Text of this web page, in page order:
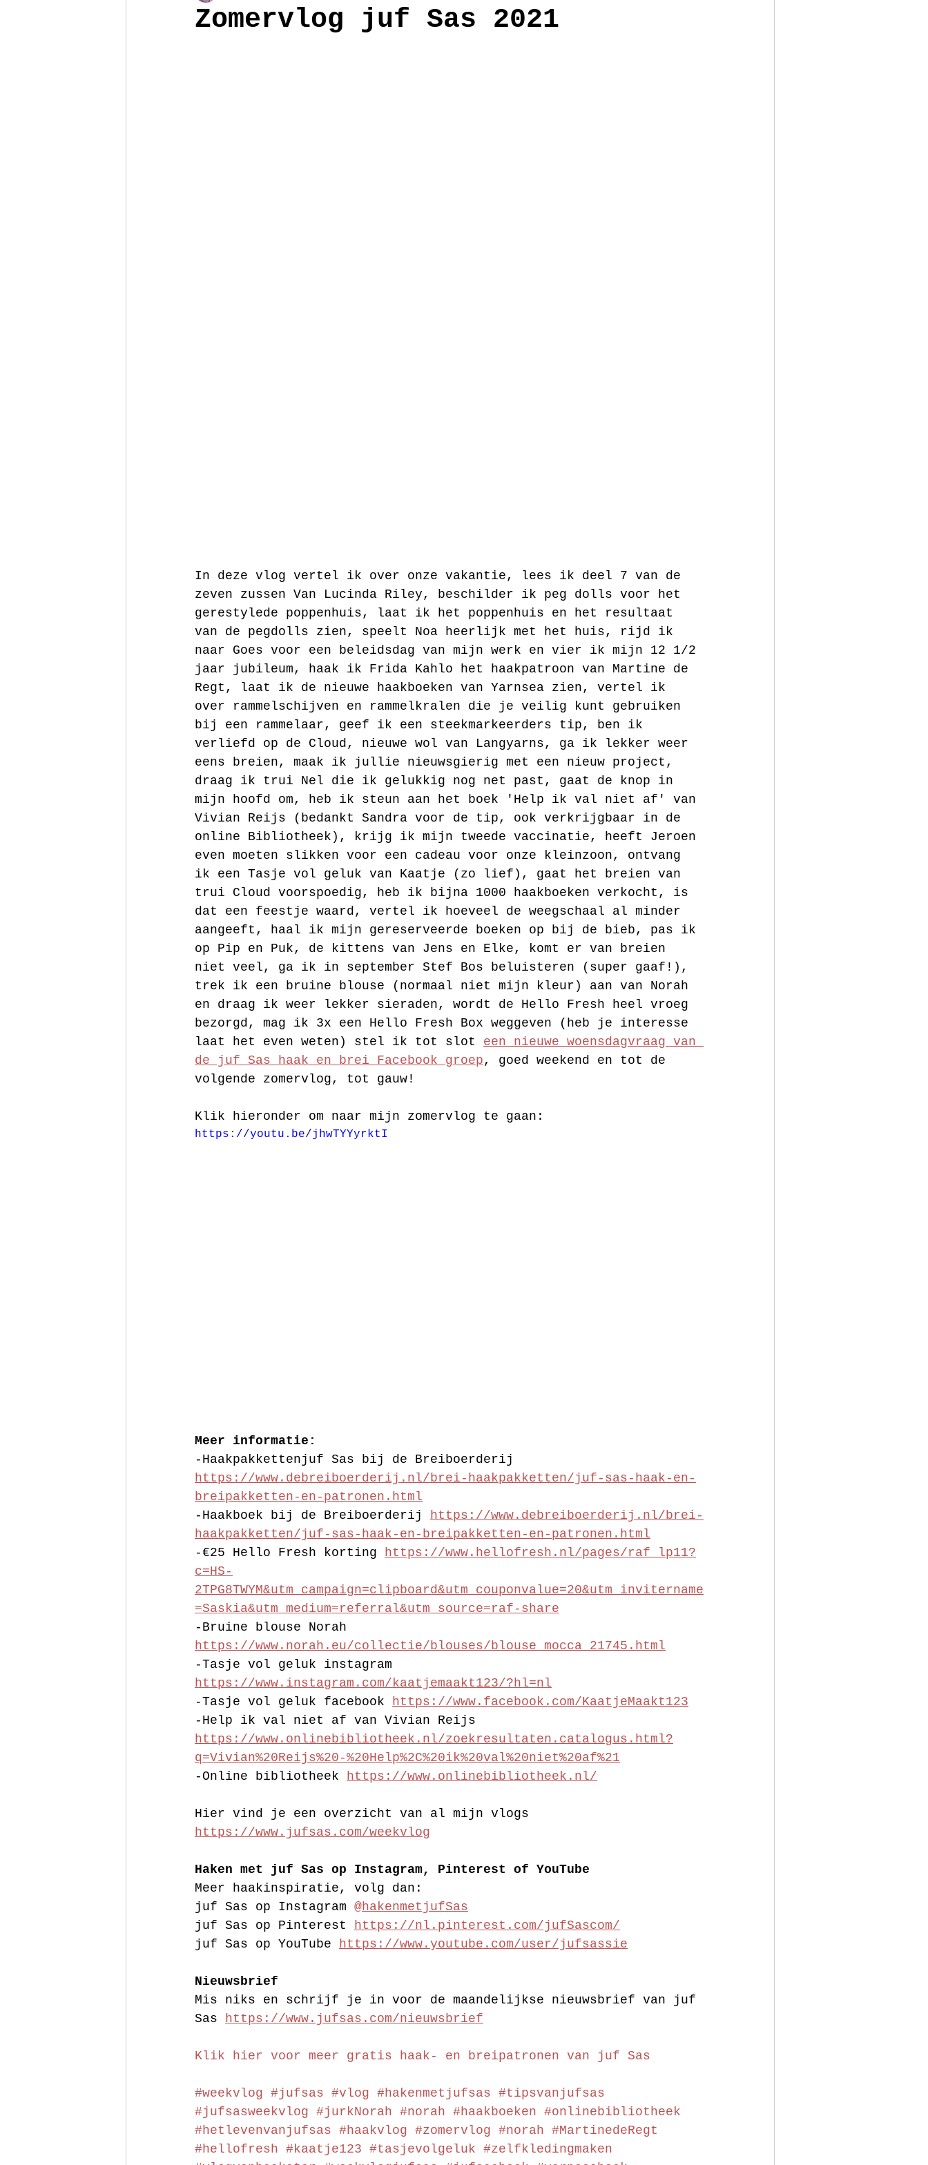
Zomervlog juf Sas 2021
In deze vlog vertel ik over onze vakantie, lees ik deel 7 van de
zeven zussen Van Lucinda Riley, beschilder ik peg dolls voor het
gerestylede poppenhuis, laat ik het poppenhuis en het resultaat
van de pegdolls zien, speelt Noa heerlijk met het huis, rijd ik
naar Goes voor een beleidsdag van mijn werk en vier ik mijn 12 1/2
jaar jubileum, haak ik Frida Kahlo het haakpatroon van Martine de
Regt, laat ik de nieuwe haakboeken van Yarnsea zien, vertel ik
over rammelschijven en rammelkralen die je veilig kunt gebruiken
bij een rammelaar, geef ik een steekmarkeerders tip, ben ik
verliefd op de Cloud, nieuwe wol van Langyarns, ga ik lekker weer
eens breien, maak ik jullie nieuwsgierig met een nieuw project,
draag ik trui Nel die ik gelukkig nog net past, gaat de knop in
mijn hoofd om, heb ik steun aan het boek 'Help ik val niet af' van
Vivian Reijs (bedankt Sandra voor de tip, ook verkrijgbaar in de
online Bibliotheek), krijg ik mijn tweede vaccinatie, heeft Jeroen
even moeten slikken voor een cadeau voor onze kleinzoon, ontvang
ik een Tasje vol geluk van Kaatje (zo lief), gaat het breien van
trui Cloud voorspoedig, heb ik bijna 1000 haakboeken verkocht, is
dat een feestje waard, vertel ik hoeveel de weegschaal al minder
aangeeft, haal ik mijn gereserveerde boeken op bij de bieb, pas ik
op Pip en Puk, de kittens van Jens en Elke, komt er van breien
niet veel, ga ik in september Stef Bos beluisteren (super gaaf!),
trek ik een bruine blouse (normaal niet mijn kleur) aan van Norah
en draag ik weer lekker sieraden, wordt de Hello Fresh heel vroeg
bezorgd, mag ik 3x een Hello Fresh Box weggeven (heb je interesse
laat het even weten) stel ik tot slot een nieuwe woensdagvraag van
de juf Sas haak en brei Facebook groep , goed weekend en tot de
volgende zomervlog, tot gauw!
Klik hieronder om naar mijn zomervlog te gaan:
https://youtu.be/jhwTYYyrktI
Meer informatie:
-Haakpakkettenjuf Sas bij de Breiboerderij
https://www.debreiboerderij.nl/brei-haakpakketten/juf-sas-haak-en-
breipakketten-en-patronen.html
-Haakboek bij de Breiboerderij https://www.debreiboerderij.nl/brei-
haakpakketten/juf-sas-haak-en-breipakketten-en-patronen.html
-€25 Hello Fresh korting https://www.hellofresh.nl/pages/raf_lp11?
c=HS-
2TPG8TWYM&utm_campaign=clipboard&utm_couponvalue=20&utm_invitername
=Saskia&utm_medium=referral&utm_source=raf-share
-Bruine blouse Norah
https://www.norah.eu/collectie/blouses/blouse_mocca_21745.html
-Tasje vol geluk instagram
https://www.instagram.com/kaatjemaakt123/?hl=nl
-Tasje vol geluk facebook https://www.facebook.com/KaatjeMaakt123
-Help ik val niet af van Vivian Reijs
https://www.onlinebibliotheek.nl/zoekresultaten.catalogus.html?
q=Vivian%20Reijs%20-%20Help%2C%20ik%20val%20niet%20af%21
-Online bibliotheek https://www.onlinebibliotheek.nl/
Hier vind je een overzicht van al mijn vlogs
https://www.jufsas.com/weekvlog
Haken met juf Sas op Instagram, Pinterest of YouTube
Meer haakinspiratie, volg dan:
juf Sas op Instagram @hakenmetjufSas
juf Sas op Pinterest https://nl.pinterest.com/jufSascom/
juf Sas op YouTube https://www.youtube.com/user/jufsassie
Nieuwsbrief
Mis niks en schrijf je in voor de maandelijkse nieuwsbrief van juf
Sas https://www.jufsas.com/nieuwsbrief
Klik hier voor meer gratis haak- en breipatronen van juf Sas
#weekvlog #jufsas #vlog #hakenmetjufsas #tipsvanjufsas
#jufsasweekvlog #jurkNorah #norah #haakboeken #onlinebibliotheek
#hetlevenvanjufsas #haakvlog #zomervlog #norah #MartinedeRegt
#hellofresh #kaatje123 #tasjevolgeluk #zelfkledingmaken